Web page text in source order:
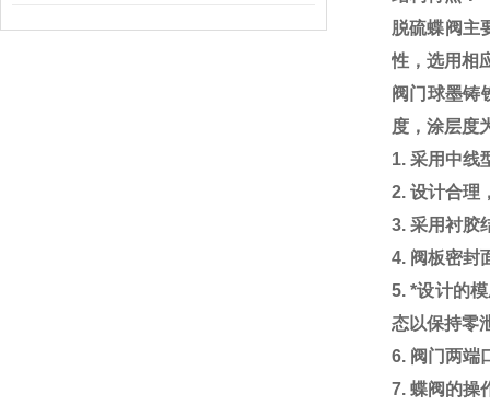
脱硫蝶阀主
性，选用相
阀门球墨铸
度，涂层度
1. 采用中线
2. 设计合理
3. 采用衬胶
4. 阀板密封
5.*设计的
态以保持零
6. 阀门两端
7. 蝶阀的操